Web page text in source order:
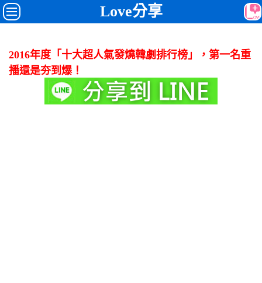
Love分享
2016年度「十大超人氣發燒韓劇排行榜」，第一名重
播還是夯到爆！